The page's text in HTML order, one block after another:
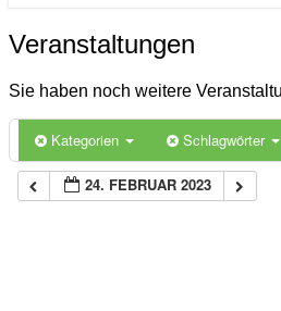
Veranstaltungen
Veranstaltungen
Sie haben noch weitere
Kategorien Schlagwörter
24. FEBRUAR 2023